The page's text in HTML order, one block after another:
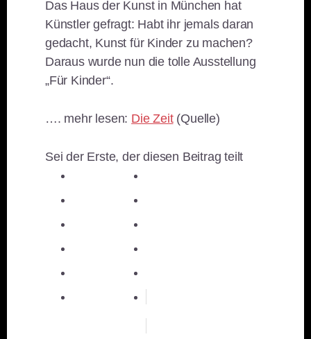
Das Haus der Kunst in München hat
Künstler gefragt: Habt ihr jemals daran
gedacht, Kunst für Kinder zu machen?
Daraus wurde nun die tolle Ausstellung
„Für Kinder“.
…. mehr lesen: Die Zeit(Quelle)
Sei der Erste, der diesen Beitrag teilt